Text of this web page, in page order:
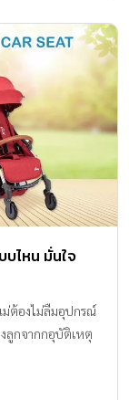
บไหน มั่นใจ
ม่ต้องไม่ลืมอุปกรณ์
ลูกจากกอุบัติเหตุ